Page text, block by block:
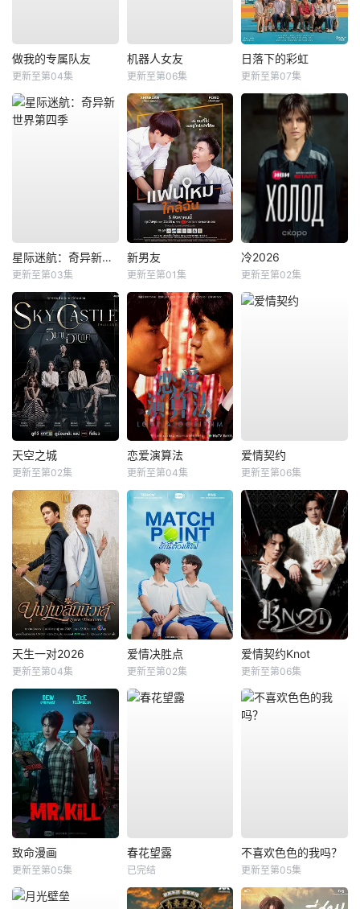
做我的专属队友
更新至第04集
机器人女友
更新至第06集
日落下的彩虹
更新至第07集
星际迷航：奇异新世界第四季
更新至第03集
新男友
更新至第01集
冷2026
更新至第02集
天空之城
更新至第02集
恋爱演算法
更新至第04集
爱情契约
更新至第06集
天生一对2026
更新至第04集
爱情决胜点
更新至第02集
爱情契约Knot
更新至第06集
致命漫画
更新至第05集
春花望露
已完结
不喜欢色色的我吗？
更新至第05集